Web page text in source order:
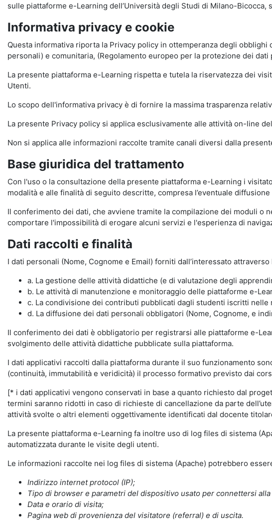
sulle piattaforme e-Learning dell’Università degli Studi di Milano-
Informativa privacy e cookie
Questa informativa riporta la Privacy policy in ottemperanza degli
personali) e comunitaria, (Regolamento europeo per la protezione dei
La presente piattaforma e-Learning rispetta e tutela la riservatezza dei
Utenti.
Lo scopo dell'informativa privacy è di fornire la massima trasparenza
La presente Privacy policy si applica esclusivamente alle attività on-line
Non si applica alle informazioni raccolte tramite canali diversi dalla
Base giuridica del trattamento
Con l'uso o la consultazione della presente piattaforma e-Learning i
modalità e alle finalità di seguito descritte, compresa l’eventuale
Il conferimento dei dati, che avviene tramite la compilazione dei moduli
comportare l'impossibilità di erogare alcuni servizi e l'esperienza di
Dati raccolti e finalità
I dati personali (Nome, Cognome e Email) forniti dall’interessato
a. La gestione delle attività didattiche (e di valutazione degli
b. Le attività di manutenzione e monitoraggio delle piattaforme e-
c. La condivisione dei contributi pubblicati dagli studenti iscritti
d. La diffusione dei dati personali obbligatori (Nome, Cognome, e
Il conferimento dei dati è obbligatorio per registrarsi alle piattaforme e-
svolgimento delle attività didattiche pubblicate sulla piattaforma.
I dati applicativi raccolti dalla piattaforma durante il suo funzionamento
(continuità, immutabilità e veridicità) il processo formativo previsto dai
[* i dati applicativi vengono conservati in base a quanto richiesto dal
termini saranno ridotti in caso di richieste di cancellazione da parte
attività svolte o altri elementi oggettivamente identificati dal docente
La presente piattaforma e-Learning fa inoltre uso di log files di sistema
automatizzata durante le visite degli utenti.
Le informazioni raccolte nei log files di sistema (Apache) potrebbero
Indirizzo internet protocol (IP);
Tipo di browser e parametri del dispositivo usato per connettersi
Data e orario di visita;
Pagina web di provenienza del visitatore (referral) e di uscita.